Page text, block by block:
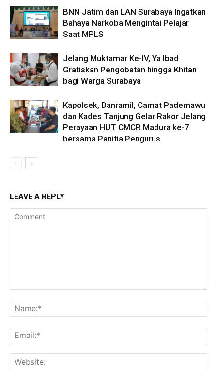
BNN Jatim dan LAN Surabaya Ingatkan
Bahaya Narkoba Mengintai Pelajar
Saat MPLS
Jelang Muktamar Ke-IV, Ya Ibad
Gratiskan Pengobatan hingga Khitan
bagi Warga Surabaya
Kapolsek, Danramil, Camat Pademawu
dan Kades Tanjung Gelar Rakor Jelang
Perayaan HUT CMCR Madura ke-7
bersama Panitia Pengurus
LEAVE A REPLY